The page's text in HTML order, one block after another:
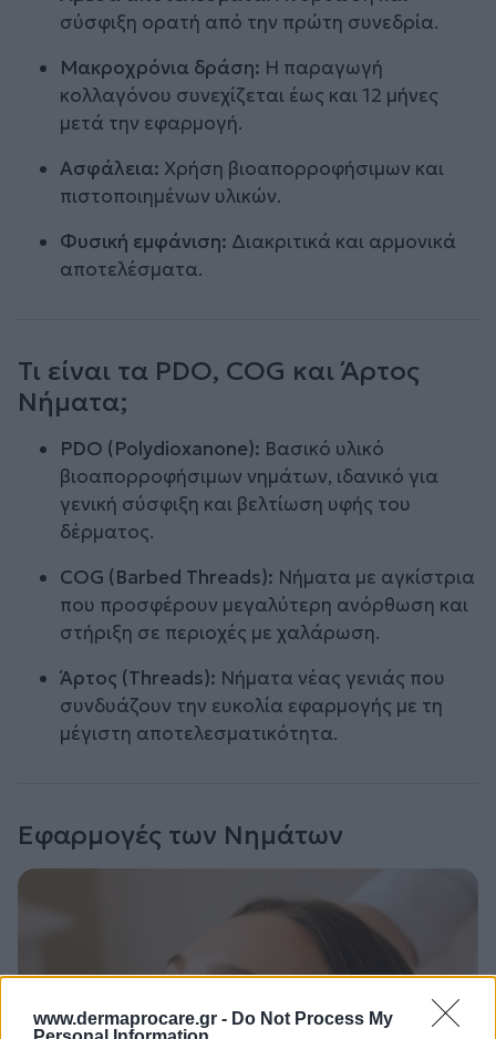
www.dermaprocare.gr - Do Not Process My
σύσφιξη ορατή από την πρώτη συνεδρία.
Μακροχρόνια δράση: Η παραγωγή
κολλαγόνου συνεχίζεται έως και 12 μήνες
μετά την εφαρμογή.
Ασφάλεια: Χρήση βιοαπορροφήσιμων και
πιστοποιημένων υλικών.
Φυσική εμφάνιση: Διακριτικά και αρμονικά
αποτελέσματα.
Τι είναι τα PDO, COG και Άρτος
Νήματα;
PDO (Polydioxanone): Βασικό υλικό
βιοαπορροφήσιμων νημάτων, ιδανικό για
γενική σύσφιξη και βελτίωση υφής του
δέρματος.
COG (Barbed Threads): Νήματα με αγκίστρια
που προσφέρουν μεγαλύτερη ανόρθωση και
στήριξη σε περιοχές με χαλάρωση.
Άρτος (Threads): Νήματα νέας γενιάς που
συνδυάζουν την ευκολία εφαρμογής με τη
μέγιστη αποτελεσματικότητα.
Εφαρμογές των Νημάτων